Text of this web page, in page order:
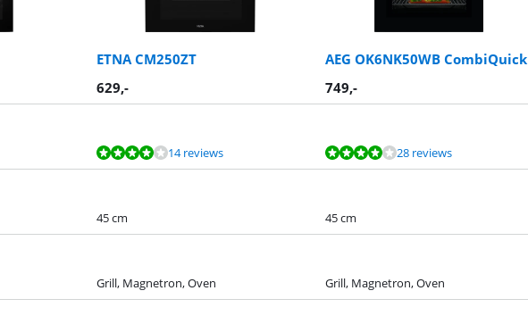
ETNA CM250ZT AEG OK6NK50WB CombiQuick
629,- 749,-
14 reviews 28 reviews
45 cm 45 cm
Grill, Magnetron, Oven Grill, Magnetron, Oven